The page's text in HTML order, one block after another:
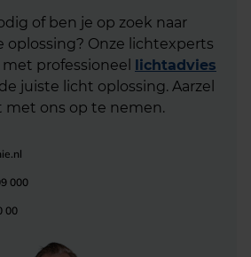
of ben je op zoek naar
oplossing? Onze lichtexperts
professioneel lichtadvies
juiste licht oplossing. Aarzel
ons op te nemen.
000
00